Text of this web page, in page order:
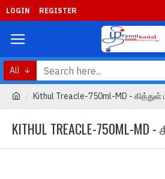
LOGIN REGISTER
All
Kithul Treacle-750ml-MD - கித்துள்
KITHUL TREACLE-750ML-